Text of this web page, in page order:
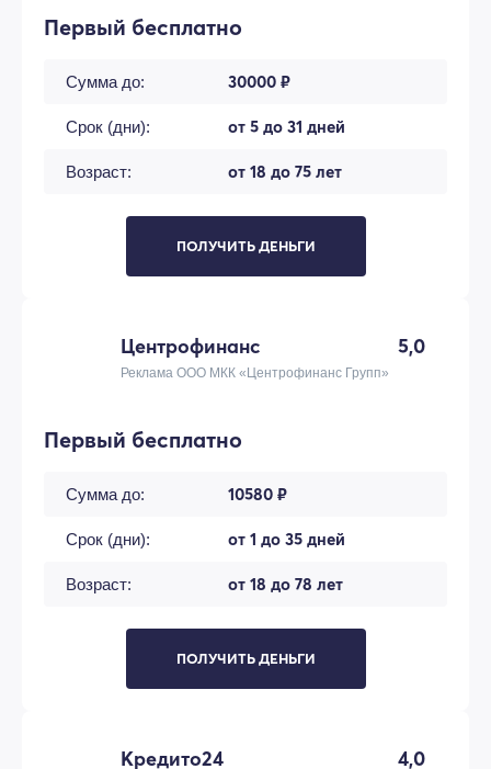
Первый бесплатно
Сумма до: 30000 ₽
Срок (дни): от 5 до 31 дней
Возраст: от 18 до 75 лет
ПОЛУЧИТЬ ДЕНЬГИ
Центрофинанс 5,0
Реклама ООО МКК «Центрофинанс Групп»
Первый бесплатно
Сумма до: 10580 ₽
Срок (дни): от 1 до 35 дней
Возраст: от 18 до 78 лет
ПОЛУЧИТЬ ДЕНЬГИ
Кредито24 4,0